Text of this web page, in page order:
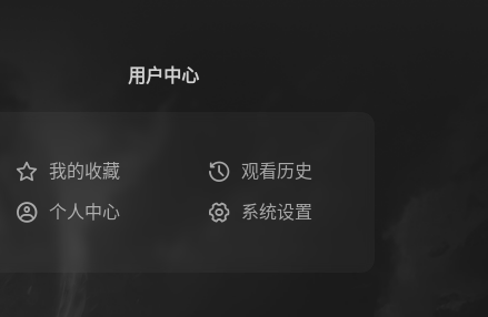
用户中心
我的收藏 观看历史
个人中心 系统设置